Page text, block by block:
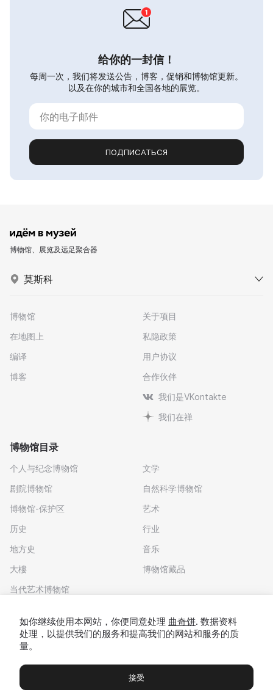
给你的一封信！
每周一次，我们将发送公告，博客，促销和博物馆更新。
以及在你的城市和全国各地的展览。
ПОДПИСАТЬСЯ
博物馆、展览及远足聚合器
莫斯科
博物馆
在地图上
编译
博客
关于项目
私隐政策
用户协议
合作伙伴
我们是VKontakte
我们在禅
博物馆目录
个人与纪念博物馆
剧院博物馆
博物馆-保护区
历史
地方史
大樓
当代艺术博物馆
文学
自然科学博物馆
艺术
行业
音乐
博物馆藏品
博物馆 展览及展览 Чаты Вы
如你继续使用本网站，你便同意处理 曲奇饼. 数据资料
处理，以提供我们的服务和提高我们的网站和服务的质
量。
接受